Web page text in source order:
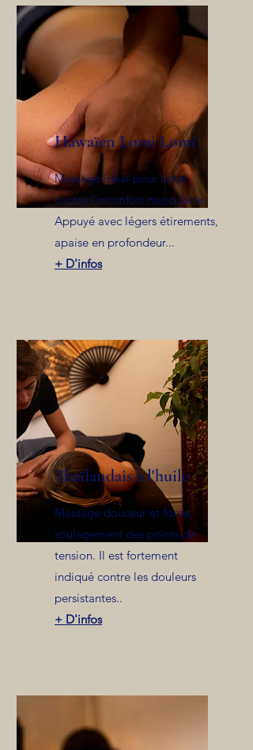
Hawaïen Lomi Lomi
Massage idéal pour lutter
contre l'inconfort musculaire.
Appuyé avec légers étirements,
apaise en profondeur...
+ D'infos
Thaïlandais à l'huile
Massage douceur et force,
soulagement des points de
tension. Il est fortement
indiqué contre les douleurs
persistantes..
+ D'infos